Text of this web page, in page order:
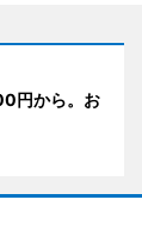
円から。お